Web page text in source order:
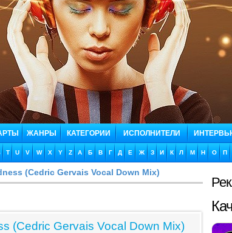
ЖАНРЫ КАТЕГОРИИ ИСПОЛНИТЕЛИ
T U V W X Y Z А Б В Г Д Е Ж З И К Л М Н О П
(Cedric Gervais Vocal Down Mix)
(Cedric Gervais Vocal Down Mix)